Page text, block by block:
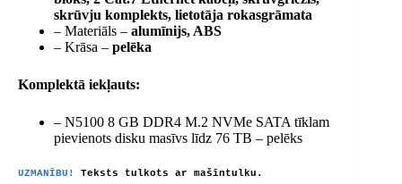
skrūvju komplekts, lietotāja rokasgrāmata
– Materiāls – alumīnijs, ABS
– Krāsa – pelēka
Komplektā iekļauts:
– N5100 8 GB DDR4 M.2 NVMe SATA tīklam
pievienots disku masīvs līdz 76 TB – pelēks
UZMANĪBU! Teksts tulkots ar mašīntulku.